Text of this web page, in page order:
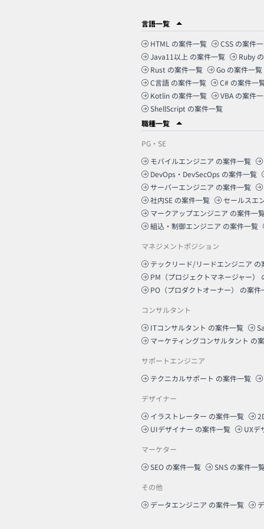
言語一覧
HTML の案件一覧 CSS の案件
Java11以上 の案件一覧 Ruby
Rust の案件一覧 Go の案件一覧
C言語 の案件一覧 C# の案件一
Kotlin の案件一覧 VBA の案件
ShellScript の案件一覧
職種一覧
PG・SE
モバイルエンジニア の案件一覧
DevOps・DevSecOps の案件一覧
サーバーエンジニア の案件一覧
社内SE の案件一覧
セールスエ
マークアップエンジニア の案件一
組込・制御エンジニア の案件一覧
マネジメントポジション
テックリード/リードエンジニア の
PM（プロジェクトマネージャー）
PO（プロダクトオーナー）
の案件
コンサルタント
ITコンサルタント の案件一覧
マーケティングコンサルタント の
サポートエンジニア
テクニカルサポート の案件一覧
デザイナー
イラストレーター の案件一覧
UIデザイナー の案件一覧
UXデ
マーケター
SEO の案件一覧 SNS の案件一
その他
データエンジニア の案件一覧